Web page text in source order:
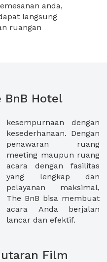
anda,
langsung
ruangan
BnB Hotel
lancar dan efektif.
Film